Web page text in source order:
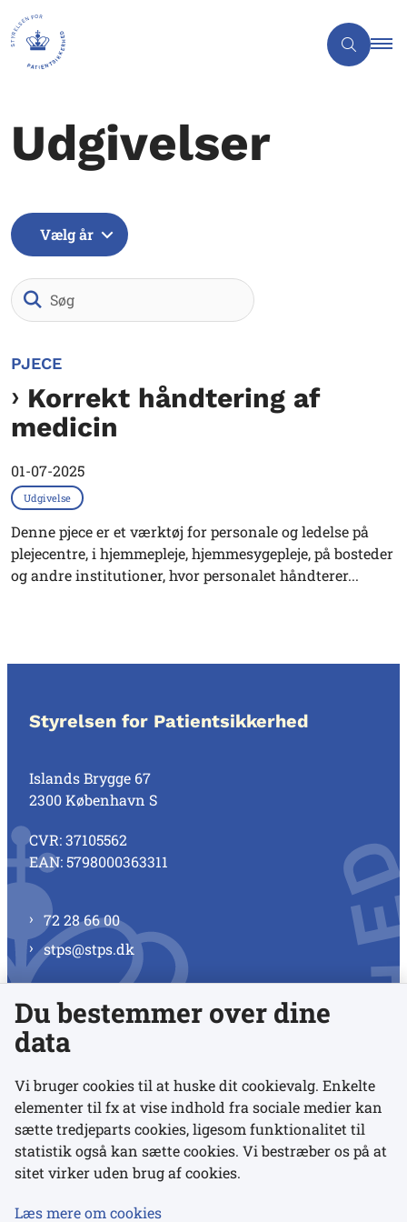
Udgivelser
Vælg år
PJECE
Korrekt håndtering af
medicin
01-07-2025
Udgivelse
Denne pjece er et værktøj for personale og ledelse på
plejecentre, i hjemmepleje, hjemmesygepleje, på bosteder
og andre institutioner, hvor personalet håndterer...
Styrelsen for Patientsikkerhed
Islands Brygge 67
2300 København S
CVR: 37105562
EAN: 5798000363311
72 28 66 00
stps@stps.dk
Se alle kontaktnumre
Links
Udgivelser
Du bestemmer over dine
data
Vi bruger cookies til at huske dit cookievalg. Enkelte
elementer til fx at vise indhold fra sociale medier kan
sætte tredjeparts cookies, ligesom funktionalitet til
statistik også kan sætte cookies. Vi bestræber os på at
sitet virker uden brug af cookies.
Læs mere om cookies